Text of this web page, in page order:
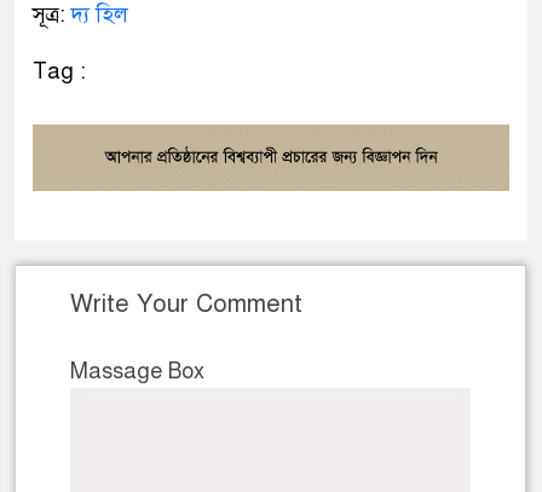
সূত্র:দ্য হিল
Tag :
Write Your Comment
Massage Box